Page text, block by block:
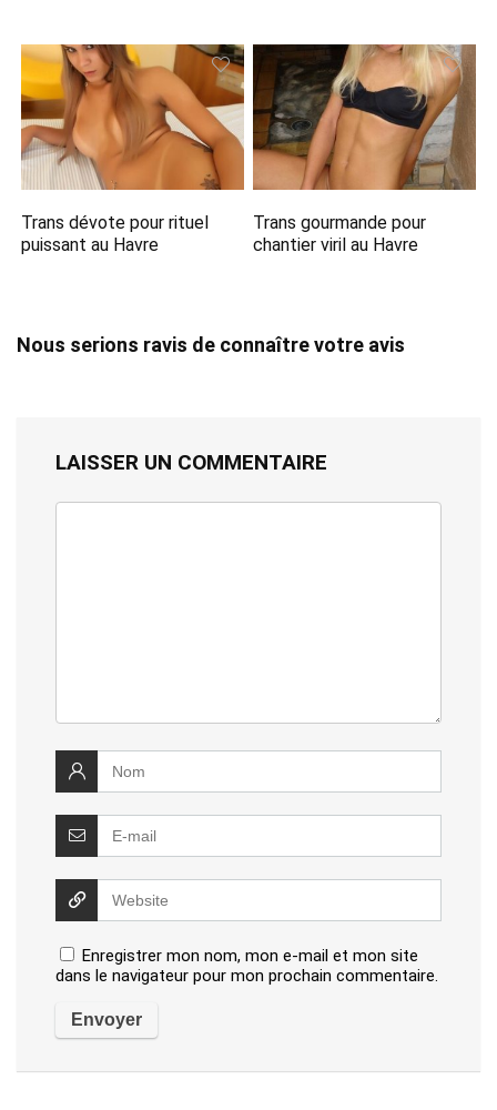
Trans dévote pour rituel
puissant au Havre
Trans gourmande pour
chantier viril au Havre
Nous serions ravis de connaître votre avis
LAISSER UN COMMENTAIRE
Enregistrer mon nom, mon e-mail et mon site
dans le navigateur pour mon prochain commentaire.